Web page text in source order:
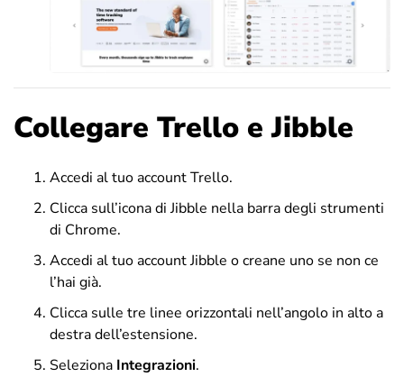
Collegare Trello e Jibble
Accedi al tuo account Trello.
Clicca sull’icona di Jibble nella barra degli strumenti
di Chrome.
Accedi al tuo account Jibble o creane uno se non ce
l’hai già.
Clicca sulle tre linee orizzontali nell’angolo in alto a
destra dell’estensione.
Seleziona Integrazioni.